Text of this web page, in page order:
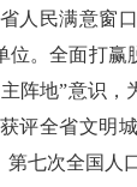
人民满意窗
位。全面打
阵地”意识
评全省文明
第七次全国人